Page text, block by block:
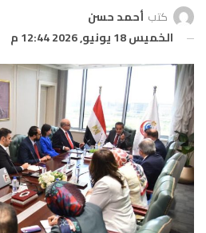
كتب أحمد حسن
الخميس 18 يونيو, 2026 12:44 م